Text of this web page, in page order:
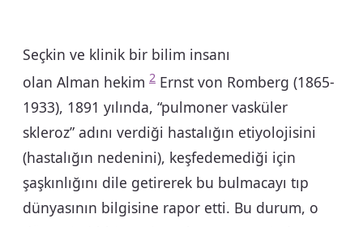
Seçkin ve klinik bir bilim insanı
olan Alman hekim 2 Ernst von Romberg (1865-
1933), 1891 yılında, “pulmoner vasküler
skleroz” adını verdiği hastalığın etiyolojisini
(hastalığın nedenini), keşfedemediği için
şaşkınlığını dile getirerek bu bulmacayı tıp
dünyasının bilgisine rapor etti. Bu durum, o